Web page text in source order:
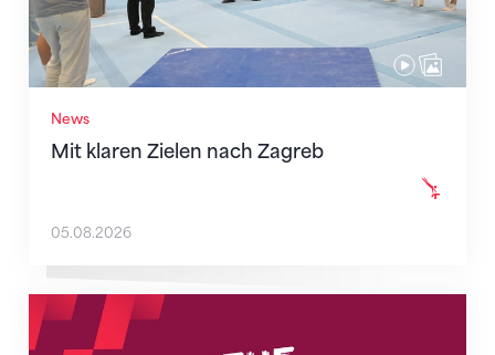
News
Mit klaren Zielen nach Zagreb
05.08.2026
Neue Empfangszeiten ab 1. August 2026